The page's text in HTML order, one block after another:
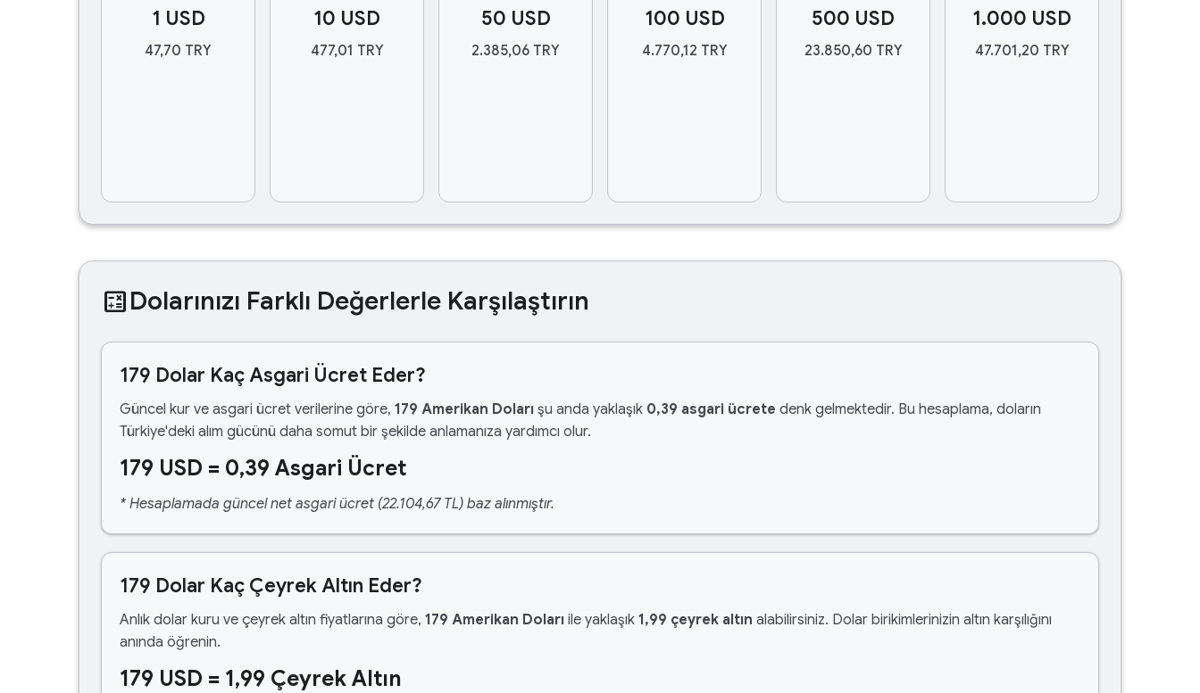
1 USD
47,70 TRY
10 USD
477,01 TRY
50 USD
2.385,06 TRY
100 USD
4.770,12 TRY
500 USD
23.850,60 TRY
1.000 USD
47.701,20 TRY
calculateDolarınızı Farklı Değerlerle Karşılaştırın
179 Dolar Kaç Asgari Ücret Eder?
Güncel kur ve asgari ücret verilerine göre, 179 Amerikan Doları şu anda yaklaşık 0,39 asgari ücrete denk gelmektedir. Bu hesaplama, doların
Türkiye'deki alım gücünü daha somut bir şekilde anlamanıza yardımcı olur.
179 USD = 0,39 Asgari Ücret
* Hesaplamada güncel net asgari ücret (22.104,67 TL) baz alınmıştır.
179 Dolar Kaç Çeyrek Altın Eder?
Anlık dolar kuru ve çeyrek altın fiyatlarına göre, 179 Amerikan Doları ile yaklaşık 1,99 çeyrek altın alabilirsiniz. Dolar birikimlerinizin altın karşılığını
anında öğrenin.
179 USD = 1,99 Çeyrek Altın